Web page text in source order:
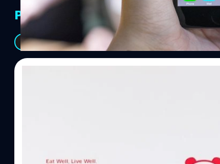
วัชรกุล พัฒนาประทีป | 3913 days ago
Read More
PR Partners
See All